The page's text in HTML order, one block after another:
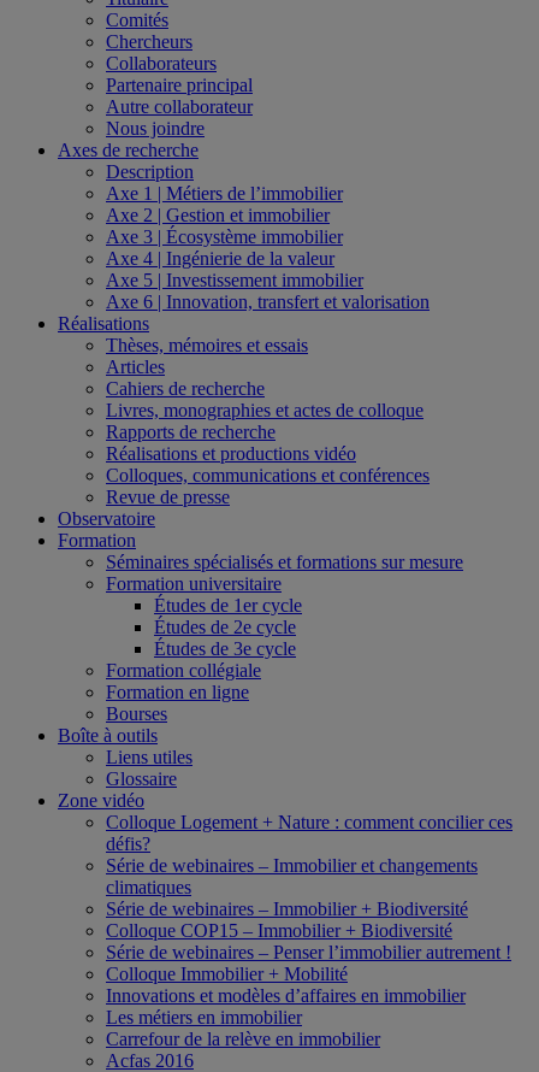
Comités
Chercheurs
Collaborateurs
Partenaire principal
Autre collaborateur
Nous joindre
Axes de recherche
Description
Axe 1 | Métiers de l’immobilier
Axe 2 | Gestion et immobilier
Axe 3 | Écosystème immobilier
Axe 4 | Ingénierie de la valeur
Axe 5 | Investissement immobilier
Axe 6 | Innovation, transfert et valorisation
Réalisations
Thèses, mémoires et essais
Articles
Cahiers de recherche
Livres, monographies et actes de colloque
Rapports de recherche
Réalisations et productions vidéo
Colloques, communications et conférences
Revue de presse
Observatoire
Formation
Séminaires spécialisés et formations sur mesure
Formation universitaire
Études de 1er cycle
Études de 2e cycle
Études de 3e cycle
Formation collégiale
Formation en ligne
Bourses
Boîte à outils
Liens utiles
Glossaire
Zone vidéo
Colloque Logement + Nature : comment concilier ces
défis?
Série de webinaires – Immobilier et changements
climatiques
Série de webinaires – Immobilier + Biodiversité
Colloque COP15 – Immobilier + Biodiversité
Série de webinaires – Penser l’immobilier autrement !
Colloque Immobilier + Mobilité
Innovations et modèles d’affaires en immobilier
Les métiers en immobilier
Carrefour de la relève en immobilier
Acfas 2016